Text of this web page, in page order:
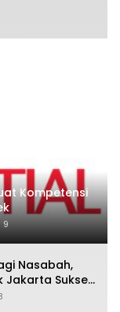
Kompetensi
9
Nasabah,
Jakarta Sukses
2026